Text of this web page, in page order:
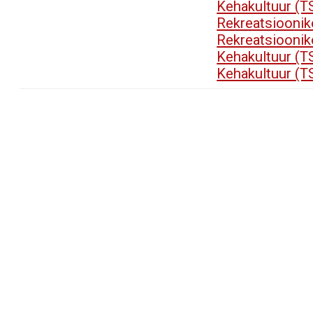
Kehakultuur
Kehakultuur
Kehakultuur